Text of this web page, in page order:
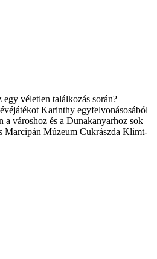
véletlen találkozás során?
Karinthy egyfelvonásosából
a városhoz és a Dunakanyarhoz sok
Marcipán Múzeum Cukrászda Klimt-